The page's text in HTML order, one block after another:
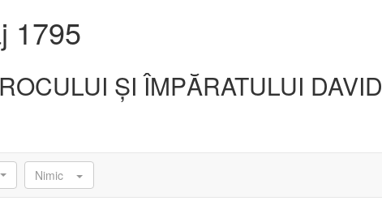
1795
ŞI ÎMPĂRATULUI DAVID
Nimic